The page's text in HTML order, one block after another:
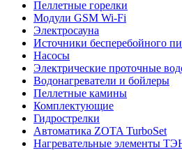
Пеллетные горелки
Модули GSM Wi-Fi
Электросауна
Источники бесперебойного
Насосы
Электрические проточные
Водонагреватели и бойлеры
Пеллетные камины
Комплектующие
Гидрострелки
Автоматика ZOTA TurboSet
Нагревательные элементы